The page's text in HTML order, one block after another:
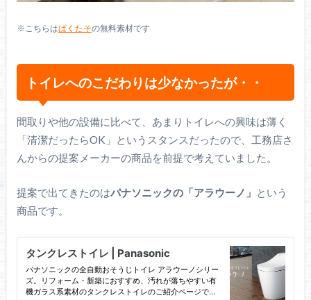
※こちらはぱくたその無料素材です
トイレへのこだわりは少なかったが・・
間取りや他の設備に比べて、あまりトイレへの興味は薄く
「清潔だったらOK」というスタンスだったので、工務店さ
んからの提案メーカーの商品を前提で考えていました。
提案で出てきたのはパナソニックの「アラウーノ」 という
商品です。